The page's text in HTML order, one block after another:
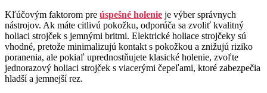
Kľúčovým faktorom pre úspešné holenie je výber správnych
nástrojov. Ak máte citlivú pokožku, odporúča sa zvoliť kvalitný
holiaci strojček s jemnými britmi. Elektrické holiace strojčeky sú
vhodné, pretože minimalizujú kontakt s pokožkou a znižujú riziko
poranenia, ale pokiaľ uprednostňujete klasické holenie, zvoľte
jednorazový holiaci strojček s viacerými čepeľami, ktoré zabezpečia
hladší a jemnejší rez.